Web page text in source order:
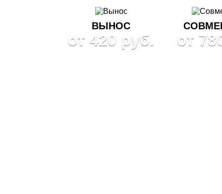
ВЫНОС
от 420 руб. от